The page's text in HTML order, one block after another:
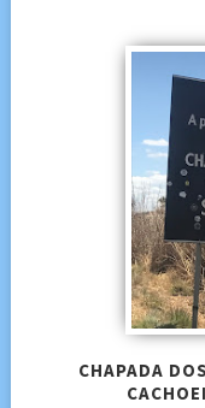
CHAPADA